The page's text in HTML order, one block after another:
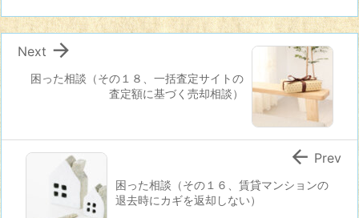
困った相談（その１８、一括査定サイトの
査定額に基づく売却相談）

Next
困った相談（その１６、賃貸マンションの
退去時にカギを返却しない）
 Prev